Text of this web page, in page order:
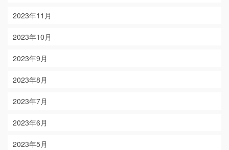
2023年11月
2023年10月
2023年9月
2023年8月
2023年7月
2023年6月
2023年5月